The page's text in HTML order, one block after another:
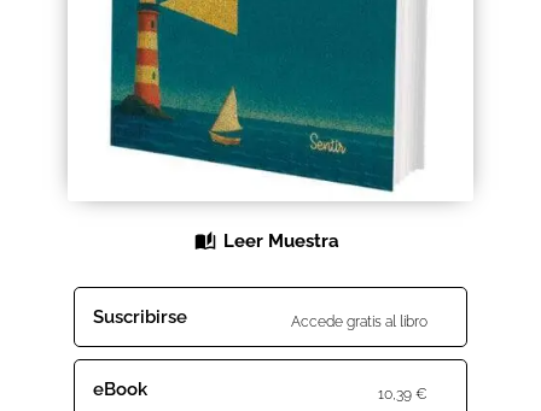
CONDICIONES DE COMPRA
Content restricted
Distribuidores
Leer Muestra
Suscribirse Accede gratis al libro
eBook 10,39 €